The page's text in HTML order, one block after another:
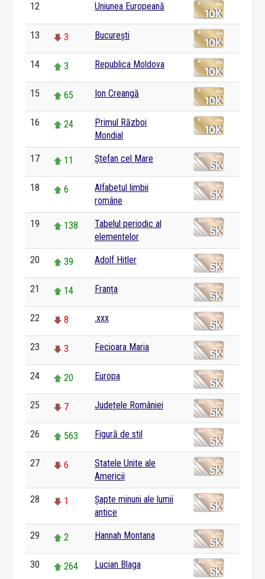
12 Uniunea Europeană
13 3 București
14 3 Republica Moldova
15 65 Ion Creangă
16 24
Primul Război
Mondial
17 11 Ștefan cel Mare
18 6
Alfabetul limbii
române
19 138
Tabelul periodic al
elementelor
20 39 Adolf Hitler
21 14 Franța
22 8 .xxx
23 3 Fecioara Maria
24 20 Europa
25 7 Județele României
26 563 Figură de stil
27 6
Statele Unite ale
Americii
28 1
Șapte minuni ale lumii
antice
29 2 Hannah Montana
30 264 Lucian Blaga